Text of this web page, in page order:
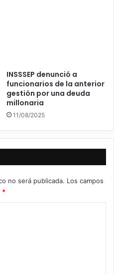
INSSSEP denunció a
funcionarios de la anterior
gestión por una deuda
millonaria
11/08/2025
no será publicada. Los campos
*